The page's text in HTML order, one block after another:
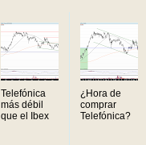
Telefónica
más débil
que el Ibex
¿Hora de
comprar
Telefónica?